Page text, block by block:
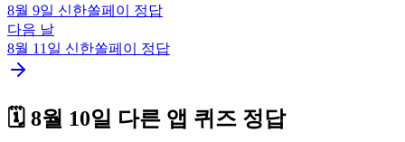
8월 9일 신한쏠페이
정답
다음 날
8월 11일 신한쏠페이 정답
🗓️ 8월 10일 다른 앱 퀴즈 정답